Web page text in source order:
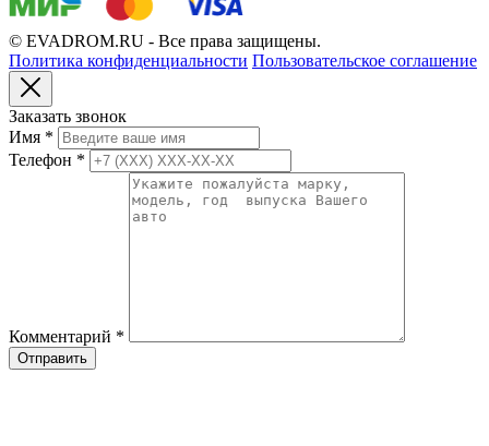
© EVADROM.RU - Все права защищены.
Политика конфиденциальности Пользовательское соглашение
Заказать звонок
Имя *
Телефон *
Комментарий *
Отправить